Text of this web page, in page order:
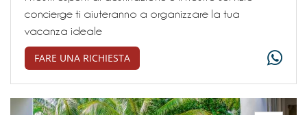
concierge ti aiuteranno a organizzare la tua
vacanza ideale
FARE UNA RICHIESTA